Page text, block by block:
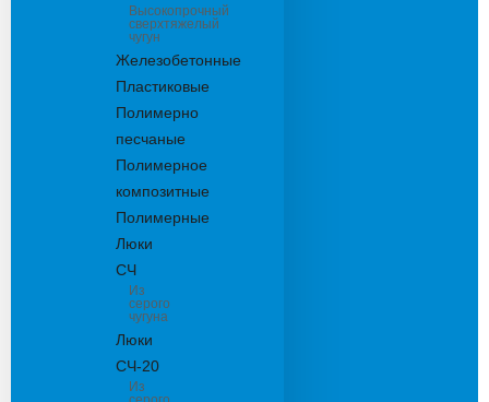
Высокопрочный
сверхтяжелый
чугун
Железобетонные
Пластиковые
Полимерно
песчаные
Полимерное
композитные
Полимерные
Люки
СЧ
Из
серого
чугуна
Люки
СЧ-20
Из